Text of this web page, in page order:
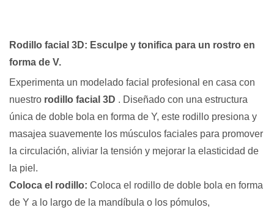
Rodillo facial 3D: Esculpe y tonifica para un rostro en
forma de V.
Experimenta un modelado facial profesional en casa con
nuestro rodillo facial 3D . Diseñado con una estructura
única de doble bola en forma de Y, este rodillo presiona y
masajea suavemente los músculos faciales para promover
la circulación, aliviar la tensión y mejorar la elasticidad de
la piel.
Coloca el rodillo: Coloca el rodillo de doble bola en forma
de Y a lo largo de la mandíbula o los pómulos,